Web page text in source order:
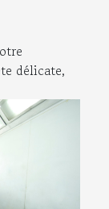
délicate,